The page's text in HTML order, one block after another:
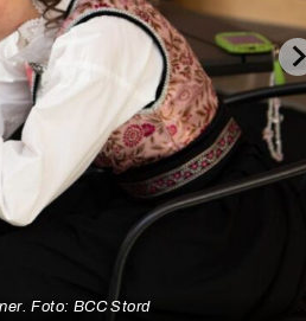
Foto: BCC Stord